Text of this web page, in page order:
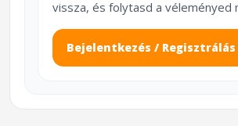
vissza, és folytasd a véleményed
Bejelentkezés / Regisztrálás